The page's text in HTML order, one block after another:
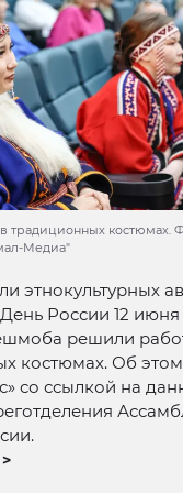
костюмах.
Медиа"
этнокультурных
России 12 июня
решили
костюмах. Об
со ссылкой на